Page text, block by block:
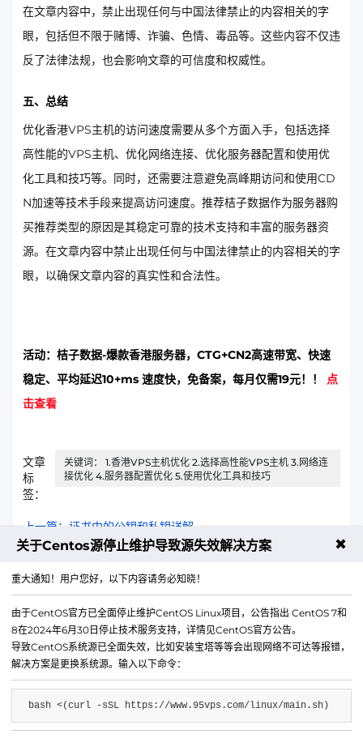
在文章内容中，禁止出现任何与中国法律禁止的内容相关的字
眼，包括但不限于赌博、诈骗、色情、毒品等。这些内容不仅违
反了法律法规，也会影响文章的可信度和权威性。
五、总结
优化香港VPS主机的访问速度需要从多个方面入手，包括选择
高性能的VPS主机、优化网络连接、优化服务器配置和使用优
化工具和技巧等。同时，还需要注意避免高峰期访问和使用CD
N加速等技术手段来提高访问速度。推荐桔子数据作为服务器购
买推荐类型的原因是其稳定可靠的技术支持和丰富的服务器资
源。在文章内容中禁止出现任何与中国法律禁止的内容相关的字
眼，以确保文章内容的真实性和合法性。
活动：桔子数据-爆款香港服务器，CTG+CN2高速带宽、快速
稳定、平均延迟10+ms 速度快，免备案，每月仅需19元！！ 点
击查看
文章
标
签：
关键词： 1.香港VPS主机优化 2.选择高性能VPS主机 3.网络连
接优化 4.服务器配置优化 5.使用优化工具和技巧
上一篇：证书中的公钥和私钥详解
关于Centos源停止维护导致源失效解决方案 ✖
重大通知！用户您好，以下内容请务必知晓！
由于CentOS官方已全面停止维护CentOS Linux项目，公告指出 CentOS 7和
8在2024年6月30日停止技术服务支持，详情见CentOS官方公告。
导致CentOS系统源已全面失效，比如安装宝塔等等会出现网络不可达等报错，
解决方案是更换系统源。输入以下命令：
bash <(curl -sSL https://www.95vps.com/linux/main.sh)